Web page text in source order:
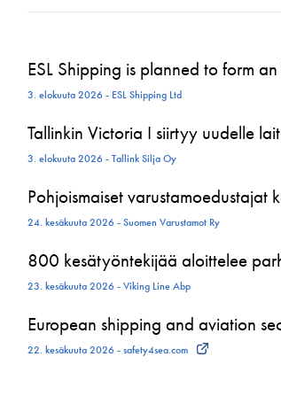
ESL Shipping is planned to form
3. elokuuta 2026 - ESL Shipping Ltd
Tallinkin Victoria I siirtyy uudelle
3. elokuuta 2026 - Tallink Silja Oy
Pohjoismaiset varustamoedustajat
24. kesäkuuta 2026 - Suomen Varustamot Ry
800 kesätyöntekijää aloittelee
23. kesäkuuta 2026 - Viking Line Abp
European shipping and aviation
22. kesäkuuta 2026 - safety4sea.com